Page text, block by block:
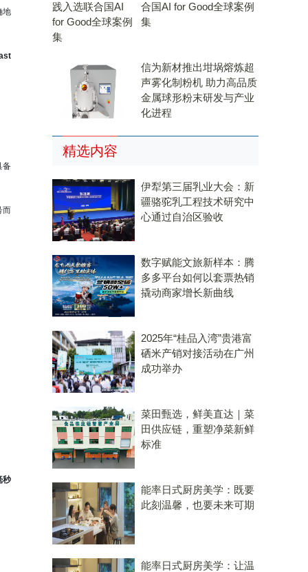
地
备
而
秒
合国AI for Good全球案例
集
信为新材推出坩埚熔炼超
声雾化制粉机 助力高品质
金属球形粉末研发与产业
化进程
精选内容
伊犁第三届乳业大会：新
疆骆驼乳工程技术研究中
心通过自治区验收
数字赋能文旅新样本：腾
多多平台如何以套票热销
撬动商家增长新曲线
2025年“桂品入湾”贵港富
硒米产销对接活动在广州
成功举办
菜田甄选，鲜美直达｜菜
田供应链，重塑净菜新鲜
标准
能率日式厨房美学：既要
此刻温馨，也要未来可期
能率日式厨房美学：让温